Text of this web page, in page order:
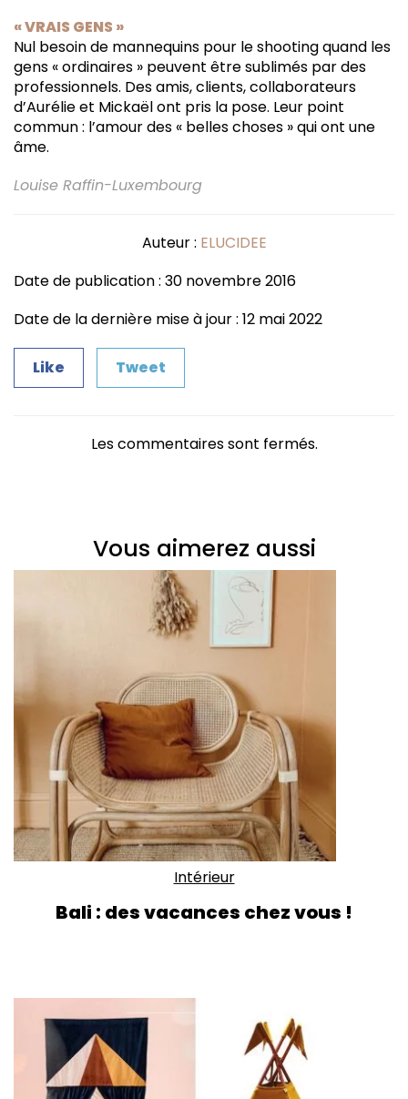
« VRAIS GENS »
Nul besoin de mannequins pour le shooting quand les
gens « ordinaires » peuvent être sublimés par des
professionnels. Des amis, clients, collaborateurs
d’Aurélie et Mickaël ont pris la pose. Leur point
commun : l’amour des « belles choses » qui ont une
âme.
Louise Raffin-Luxembourg
Auteur : ELUCIDEE
Date de publication : 30 novembre 2016
Date de la dernière mise à jour : 12 mai 2022
Like Tweet
Les commentaires sont fermés.
Vous aimerez aussi
Intérieur
Bali : des vacances chez vous !